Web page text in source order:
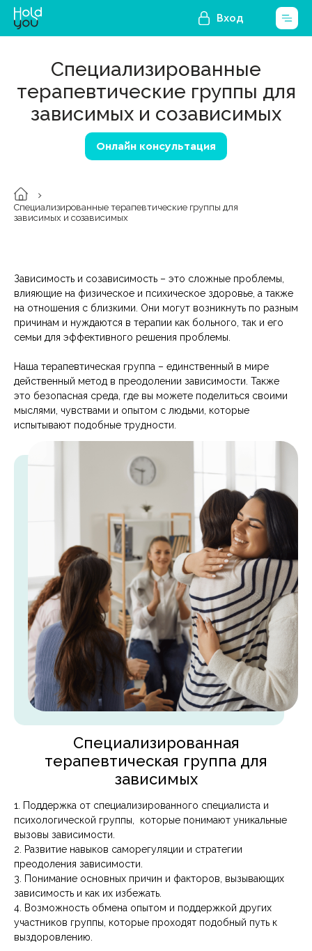
Вход
Специализированные
терапевтические группы для
зависимых и созависимых
Онлайн консультация
Специализированные терапевтические группы для
зависимых и созависимых
Зависимость и созависимость – это сложные проблемы,
влияющие на физическое и психическое здоровье, а также
на отношения с близкими. Они могут возникнуть по разным
причинам и нуждаются в терапии как больного, так и его
семьи для эффективного решения проблемы.
Наша терапевтическая группа – единственный в мире
действенный метод в преодолении зависимости. Также
это безопасная среда, где вы можете поделиться своими
мыслями, чувствами и опытом с людьми, которые
испытывают подобные трудности.
Специализированная
терапевтическая группа для
зависимых
1. Поддержка от специализированного специалиста и
психологической группы, которые понимают уникальные
вызовы зависимости.
2. Развитие навыков саморегуляции и стратегии
преодоления зависимости.
3. Понимание основных причин и факторов, вызывающих
зависимость и как их избежать.
4. Возможность обмена опытом и поддержкой других
участников группы, которые проходят подобный путь к
выздоровлению.